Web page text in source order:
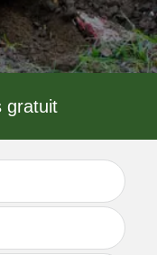
gratuit